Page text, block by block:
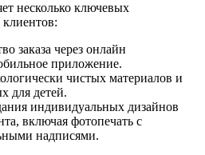
несколько ключевых
заказа через онлайн
приложение.
чистых материалов и
для детей.
индивидуальных дизайнов
включая фотопечать с
надписями.